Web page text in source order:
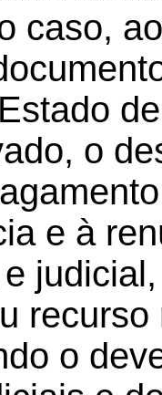
caso,
o
e à
o